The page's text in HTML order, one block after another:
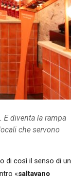
E diventa la rampa
che servono
di così il senso di un
«saltavano